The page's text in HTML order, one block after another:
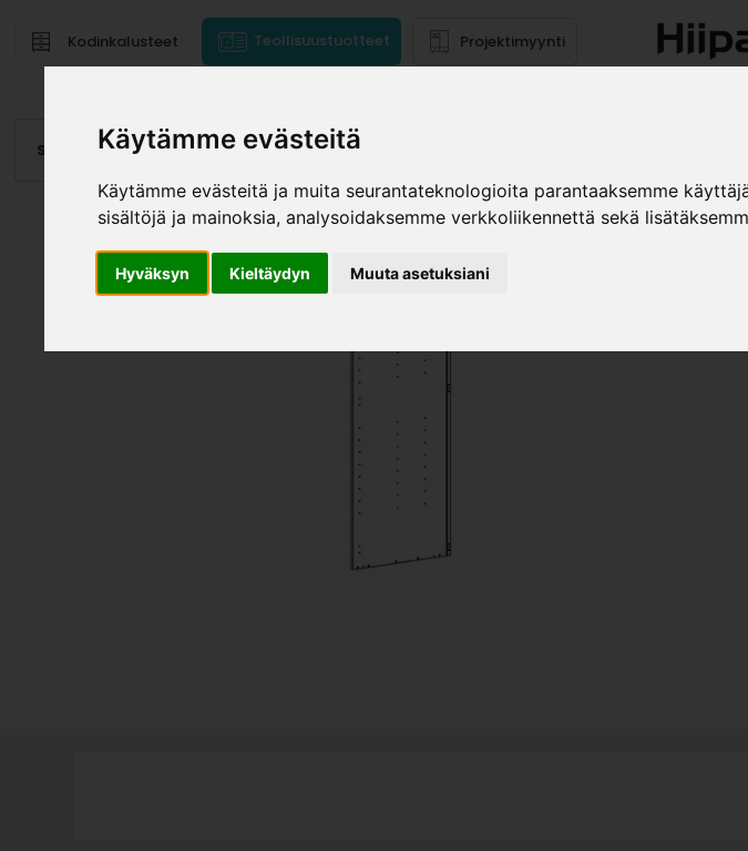
Käytämme evästeitä
Käytämme evästeitä ja muita seurantateknologioita parantaaksemme
sisältöjä ja mainoksia, analysoidaksemme verkkoliikennettä sekä
Hyväksyn Kieltäydyn Muuta asetuksiani
Kodinkalusteet Teollisuustuotteet Projektimyynti
Saranat Laatikot, kiskot Vetimet